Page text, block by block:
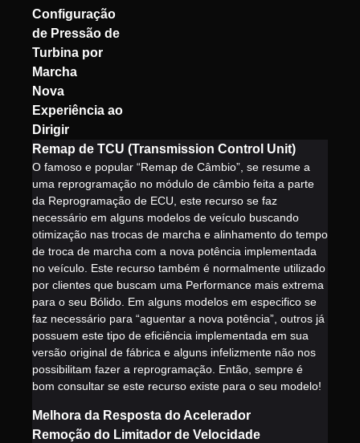
Configuração
de Pressão de
Turbina por
Marcha
Nova
Experiência ao
Dirigir
Remap de TCU (Transmission Control Unit)
O famoso e popular “Remap de Câmbio”, se resume a
uma reprogramação no módulo de câmbio feita a parte
da Reprogramação de ECU, este recurso se faz
necessário em alguns modelos de veículo buscando
otimização nas trocas de marcha e alinhamento do tempo
de troca de marcha com a nova potência implementada
no veículo. Este recurso também é normalmente utilizado
por clientes que buscam uma Performance mais extrema
para o seu Bólido. Em alguns modelos em especifico se
faz necessário para “aguentar a nova potência”, outros já
possuem este tipo de eficiência implementada em sua
versão original de fábrica e alguns infelizmente não nos
possibilitam fazer a reprogramação. Então, sempre é
bom consultar se este recurso existe para o seu modelo!
Melhora da Resposta do Acelerador
Remoção do Limitador de Velocidade